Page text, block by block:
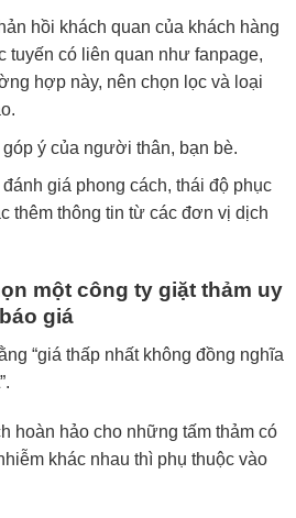
hồi khách quan của khách hàng
tuyến có liên quan như fanpage,
hợp này, nên chọn lọc và loại
ý của người thân, bạn bè.
giá phong cách, thái độ phục
thêm thông tin từ các đơn vị dịch
một công ty giặt thảm uy
giá
“giá thấp nhất không đồng nghĩa
hoàn hảo cho những tấm thảm có
khác nhau thì phụ thuộc vào